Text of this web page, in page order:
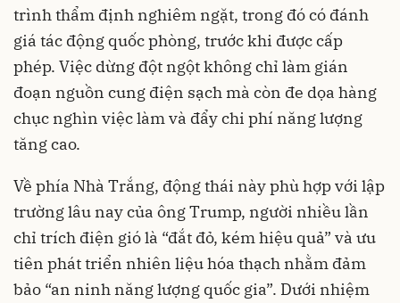
trình thẩm định nghiêm ngặt, trong đó có đánh
giá tác động quốc phòng, trước khi được cấp
phép. Việc dừng đột ngột không chỉ làm gián
đoạn nguồn cung điện sạch mà còn đe dọa hàng
chục nghìn việc làm và đẩy chi phí năng lượng
tăng cao.
Về phía Nhà Trắng, động thái này phù hợp với lập
trường lâu nay của ông Trump, người nhiều lần
chỉ trích điện gió là “đắt đỏ, kém hiệu quả” và ưu
tiên phát triển nhiên liệu hóa thạch nhằm đảm
bảo “an ninh năng lượng quốc gia”. Dưới nhiệm